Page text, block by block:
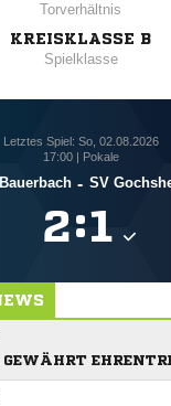
Torverhältnis
KREISKLASSE B
Spielklasse
Letztes Spiel: So, 02.08.2026
17:00 | Pokale
- SV
: